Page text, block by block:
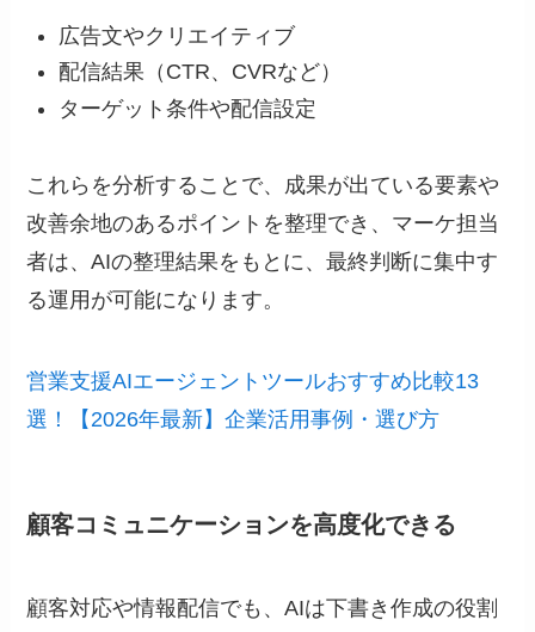
広告文やクリエイティブ
配信結果（CTR、CVRなど）
ターゲット条件や配信設定
これらを分析することで、成果が出ている要素や
改善余地のあるポイントを整理でき、マーケ担当
者は、AIの整理結果をもとに、最終判断に集中す
る運用が可能になります。
営業支援AIエージェントツールおすすめ比較13
選！【2026年最新】企業活用事例・選び方
顧客コミュニケーションを高度化できる
顧客対応や情報配信でも、AIは下書き作成の役割